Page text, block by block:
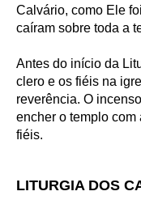
Calvário, como Ele
caíram sobre toda a
Antes do início da
clero e os fiéis na
reverência. O
encher o templo
fiéis.
LITURGIA DOS